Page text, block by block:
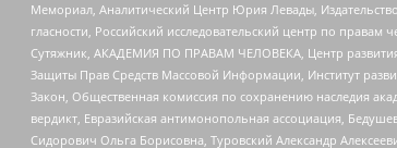
Мемориал, Аналитический Центр Юрия Левады,
гласности, Российский исследовательский центр по
Сутяжник, АКАДЕМИЯ ПО ПРАВАМ ЧЕЛОВЕКА, Центр развития
Защиты Прав Средств Массовой Информации, Институт
Закон, Общественная комиссия по сохранению наследия
вердикт, Евразийская антимонопольная ассоциация,
Сидорович Ольга Борисовна, Туровский Александр